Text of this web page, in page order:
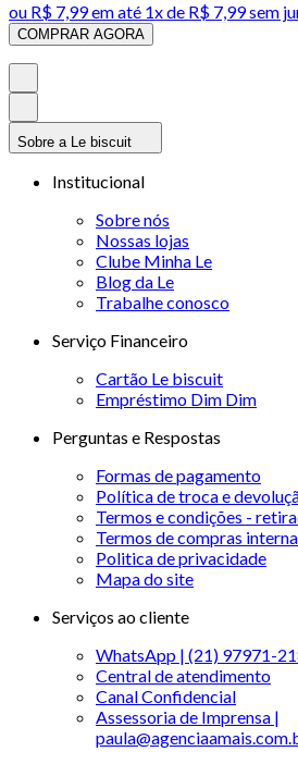
ou R$ 7,99em até 1x de R$ 7,99sem
COMPRAR AGORA
Sobre a Le biscuit
Institucional
Sobre nós
Nossas lojas
Clube Minha Le
Blog da Le
Trabalhe conosco
Serviço Financeiro
Cartão Le biscuit
Empréstimo Dim Dim
Perguntas e Respostas
Formas de pagamento
Política de troca e
Termos e condições -
Termos de compras
Politica de privacidade
Mapa do site
Serviços ao cliente
WhatsApp | (21) 97971-
Central de atendimento
Canal Confidencial
Assessoria de Imprensa |